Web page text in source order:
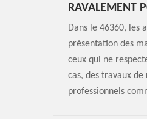
RAVALEMENT
Dans le 46360, les
présentation des
ceux qui ne
cas, des travaux de
professionnels